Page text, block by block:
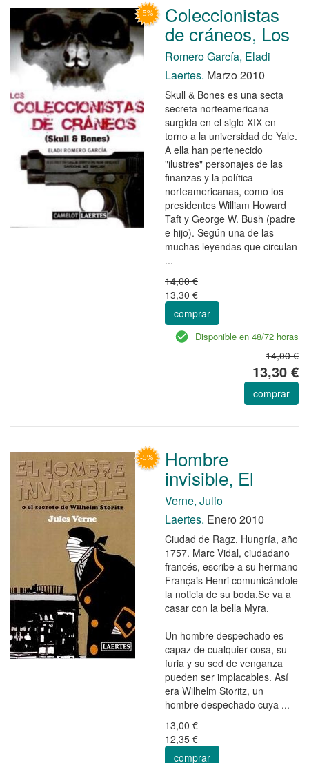
Coleccionistas
de cráneos, Los
Romero García, Eladi
Laertes. Marzo 2010
Skull & Bones es una secta
secreta norteamericana
surgida en el siglo XIX en
torno a la universidad de Yale.
A ella han pertenecido
"ilustres" personajes de las
finanzas y la política
norteamericanas, como los
presidentes William Howard
Taft y George W. Bush (padre
e hijo). Según una de las
muchas leyendas que circulan
...
14,00 €
13,30 €
comprar
Disponible en 48/72 horas
14,00 €
13,30 €
comprar
Hombre
invisible, El
Verne, Julio
Laertes. Enero 2010
Ciudad de Ragz, Hungría, año
1757. Marc Vidal, ciudadano
francés, escribe a su hermano
Français Henri comunicándole
la noticia de su boda.Se va a
casar con la bella Myra.
Un hombre despechado es
capaz de cualquier cosa, su
furia y su sed de venganza
pueden ser implacables. Así
era Wilhelm Storitz, un
hombre despechado cuya ...
13,00 €
12,35 €
comprar